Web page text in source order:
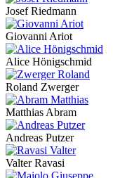
Josef Riedmann
Giovanni Ariot
Alice Hönigschmid
Roland Zwerger
Matthias Abram
Andreas Putzer
Valter Ravasi